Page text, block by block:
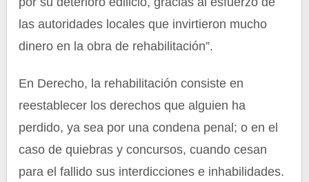
las autoridades locales que invirtieron mucho
dinero en la obra de rehabilitación”.
En Derecho, la rehabilitación consiste en
reestablecer los derechos que alguien ha
perdido, ya sea por una condena penal; o en el
caso de quiebras y concursos, cuando cesan
para el fallido sus interdicciones e inhabilidades.